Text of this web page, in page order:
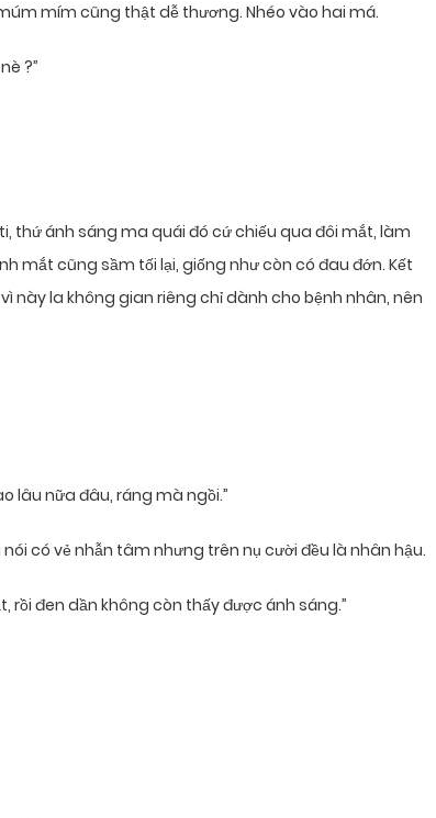
mím cũng thật dễ thương. Nhéo vào hai má.
?”
thứ ánh sáng ma quái đó cứ chiếu qua đôi mắt, làm
mắt cũng sầm tối lại, giống như còn có đau đớn. Kết
này la không gian riêng chỉ dành cho bệnh nhân, nên
lâu nữa đâu, ráng mà ngồi.”
có vẻ nhẫn tâm nhưng trên nụ cười đều là nhân hậu.
rồi đen dần không còn thấy được ánh sáng.”